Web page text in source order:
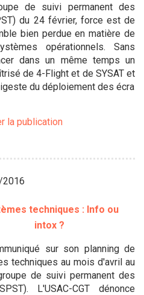
de suivi permanent des
du 24 février, force est de
bien perdue en matière de
opérationnels. Sans
dans un même temps un
de 4-Flight et de SYSAT et
du déploiement des écra
la publication
techniques : Info ou
intox ?
sur son planning de
techniques au mois d'avril au
de suivi permanent des
L'USAC-CGT dénonce